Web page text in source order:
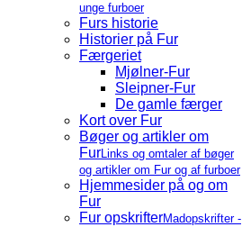
unge furboer
Furs historie
Historier på Fur
Færgeriet
Mjølner-Fur
Sleipner-Fur
De gamle færger
Kort over Fur
Bøger og artikler om
FurLinks og omtaler af bøger
og artikler om Fur og af furboer
Hjemmesider på og om
Fur
Fur opskrifterMadopskrifter -